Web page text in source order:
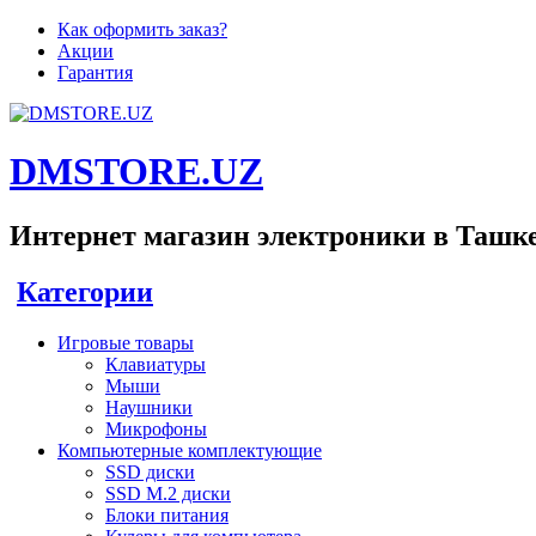
Как оформить заказ?
Акции
Гарантия
DMSTORE.UZ
Интернет магазин электроники в
Категории
Игровые товары
Клавиатуры
Мыши
Наушники
Микрофоны
Компьютерные комплектующие
SSD диски
SSD M.2 диски
Блоки питания